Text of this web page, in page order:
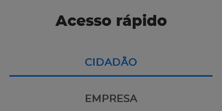
Acesso rápido
CIDADÃO
EMPRESA